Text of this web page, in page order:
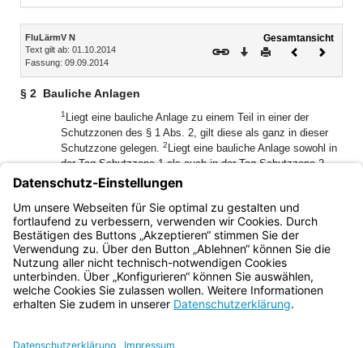
Inhalt
FluLärmV N
Text gilt ab: 01.10.2014
Fassung: 09.09.2014
Gesamtansicht
Download
DruckenVorheriges
§ 2 Bauliche Anlagen
1 Liegt eine bauliche Anlage zu einem Teil in einer der
Schutzzonen des § 1 Abs. 2, gilt diese als ganz in dieser
Schutzzone gelegen. 2 Liegt eine bauliche Anlage sowohl in
der Tag-Schutzzone 1 als auch in der Tag-Schutzzone 2,
gilt diese als ganz in der Tag-Schutzzone 1 gelegen.
eine bauliche Anlage sowohl in der Nacht-Schutzzone als
auch in einer der Tag-Schutzzonen, gilt diese als ganz in
der Nacht-Schutzzone gelegen.
Bayern.de
BayernPortal